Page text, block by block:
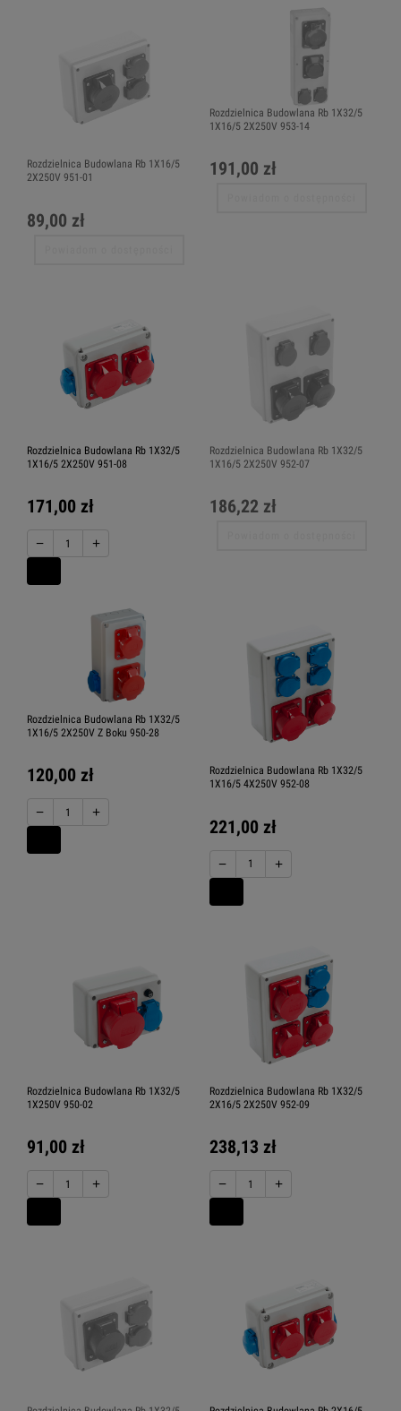
Rozdzielnica Budowlana Rb 1X16/5
2X250V 951-01
89,00 zł
Rozdzielnica Budowlana Rb 1X32/5
1X16/5 2X250V 953-14
191,00 zł
Rozdzielnica Budowlana Rb 1X32/5
1X16/5 2X250V 951-08
171,00 zł
− +
Rozdzielnica Budowlana Rb 1X32/5
1X16/5 2X250V 952-07
186,22 zł
Rozdzielnica Budowlana Rb 1X32/5
1X16/5 2X250V Z Boku 950-28
120,00 zł
− +
Rozdzielnica Budowlana Rb 1X32/5
1X16/5 4X250V 952-08
221,00 zł
− +
Rozdzielnica Budowlana Rb 1X32/5
1X250V 950-02
91,00 zł
− +
Rozdzielnica Budowlana Rb 1X32/5
2X16/5 2X250V 952-09
238,13 zł
− +